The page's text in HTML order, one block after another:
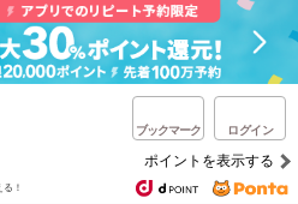
ブックマーク ログイン
ポイントを表示する
！